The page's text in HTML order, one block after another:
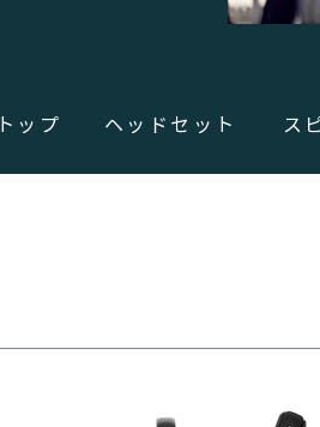
トップ ヘッドセット ス